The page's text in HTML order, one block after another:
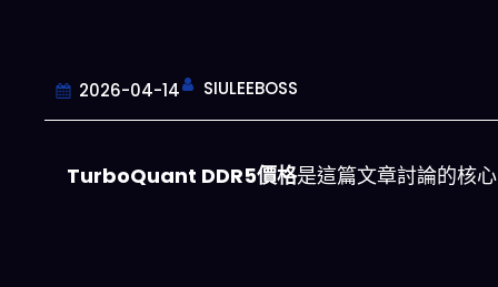
2026-04-14 SIULEEBOSS
TurboQuant DDR5價格是這篇文章討論的核心